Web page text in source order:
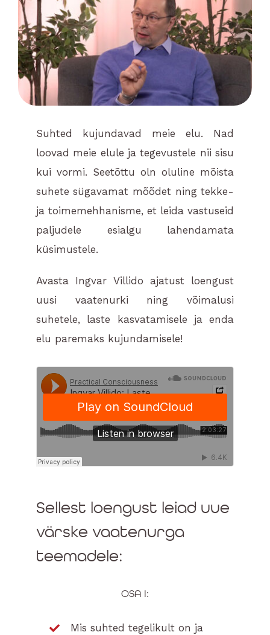
Eesti
Suhted kujundavad meie elu. Nad
loovad meie elule ja tegevustele nii sisu
kui vormi. Seetõttu oln oluline mõista
suhete sügavamat mõõdet ning tekke-
ja toimemehhanisme, et leida vastuseid
paljudele esialgu lahendamata
küsimustele.
Avasta Ingvar Villido ajatust loengust
uusi vaatenurki ning võimalusi
suhetele, laste kasvatamisele ja enda
elu paremaks kujundamisele!
Sellest loengust leiad uue
värske vaatenurga
teemadele:
OSA I:
Mis suhted tegelikult on ja